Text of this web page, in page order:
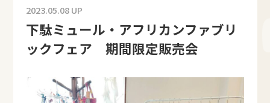
2023.05.08 UP
下駄ミュール・アフリカンファブリ
ックフェア 期間限定販売会